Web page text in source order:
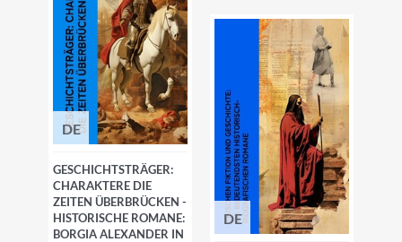
DE
GESCHICHTSTRÄGER:
CHARAKTERE DIE
ZEITEN ÜBERBRÜCKEN -
HISTORISCHE ROMANE:
BORGIA ALEXANDER IN
DE